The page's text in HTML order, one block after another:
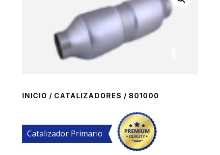
INICIO / CATALIZADORES / 801000
Catalizador Primario